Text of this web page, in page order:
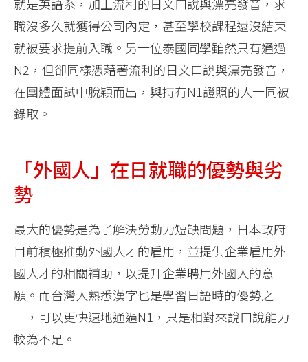
職沒多久就獲得公司內定，甚至學校課程還沒結束
就被要求提前入職。另一位泰國同學雖然只有通過
N2，但卻同樣憑藉著流利的日文口說與漂亮發音，
在團體面試中脫穎而出，與持有N1證照的人一同被
錄取。
「外國人」在日就職的優勢與劣
勢
最大的優勢是為了解決勞動力短缺問題，日本政府
目前積極推動外國人才的雇用，並提供企業雇用外
國人才的相關補助，以提升企業聘用外國人的意
願。而台灣人熟悉漢字也是學習日語時的優勢之
一，可以更快速地通過N1，只是相對來說口說能力
較為不足。